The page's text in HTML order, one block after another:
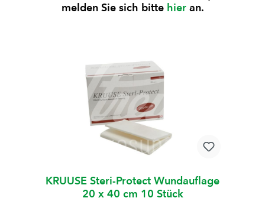
melden Sie sich bitte hieran.
KRUUSE Steri-Protect Wundauflage
20 x 40 cm 10 Stück